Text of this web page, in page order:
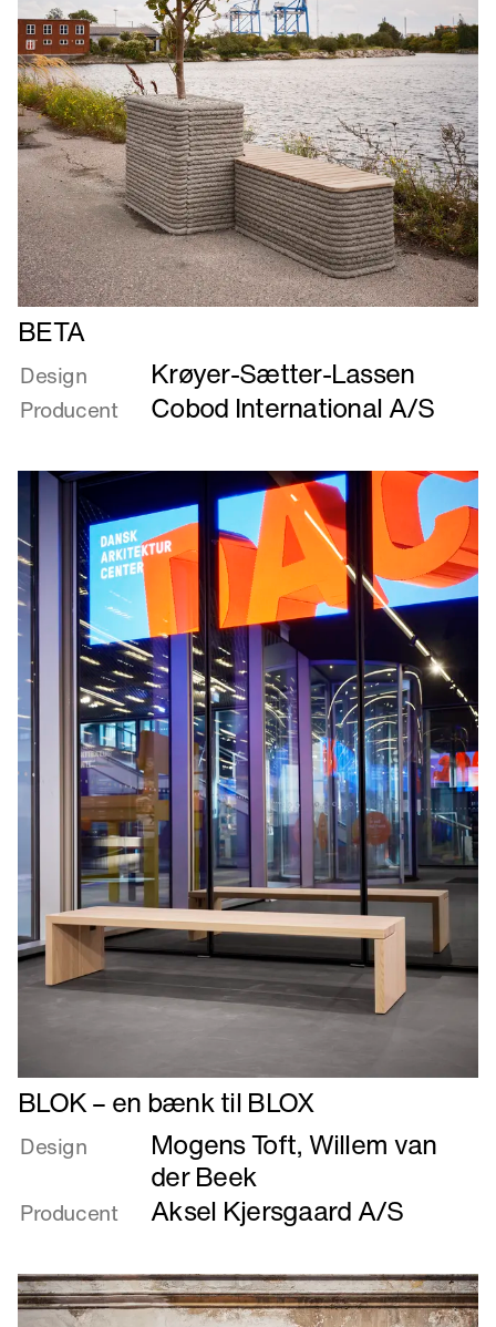
Læs
mere
om
BETA
BETA
Design Krøyer-Sætter-Lassen
Producent Cobod International A/S
Læs
mere
om
en
til
BLOX
BLOK – en bænk til BLOX
Design Mogens Toft,Willem van
der Beek
Producent Aksel Kjersgaard A/S